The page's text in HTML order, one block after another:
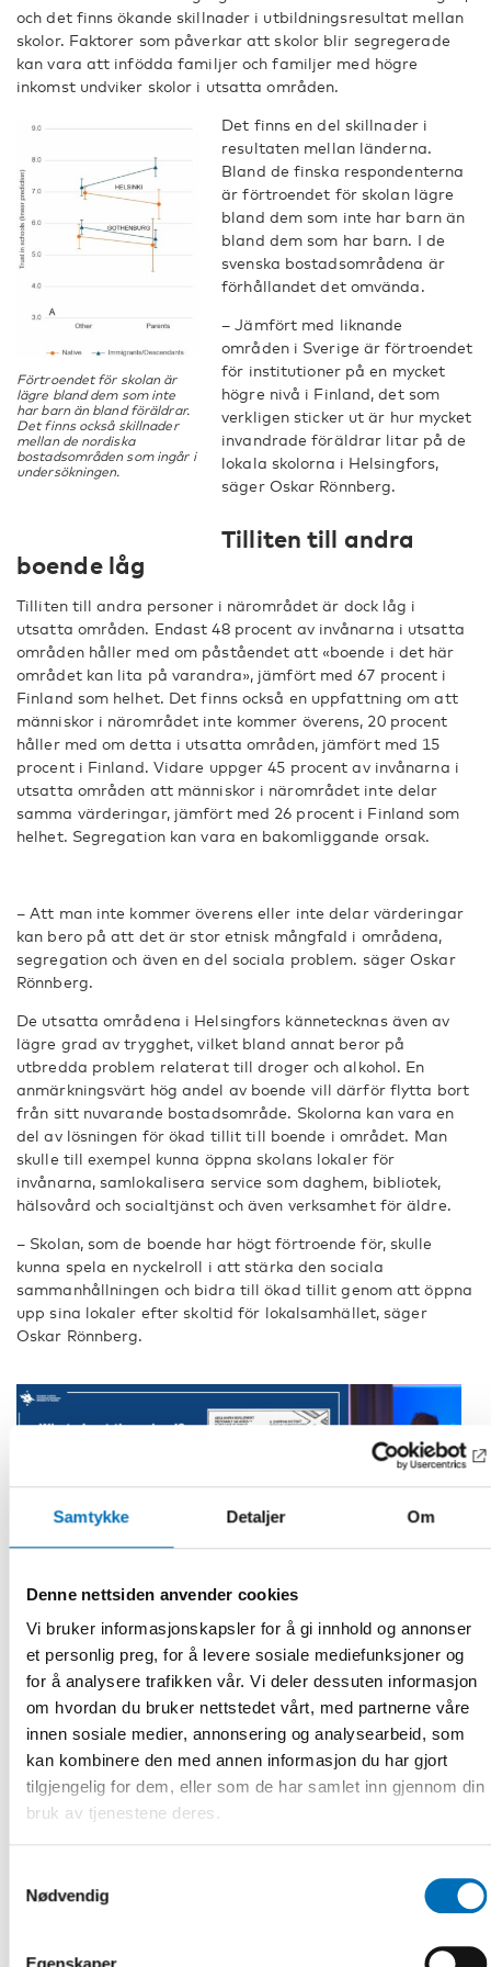
Samtykke Detaljer Om
Denne nettsiden anvender cookies
Vi bruker informasjonskapsler for å gi innhold og annonser
et personlig preg, for å levere sosiale mediefunksjoner og
for å analysere trafikken vår. Vi deler dessuten informasjon
om hvordan du bruker nettstedet vårt, med partnerne våre
innen sosiale medier, annonsering og analysearbeid, som
kan kombinere den med annen informasjon du har gjort
tilgjengelig for dem, eller som de har samlet inn gjennom din
bruk av tjenestene deres.
Nødvendig
Egenskaper
och det finns ökande skillnader i utbildningsresultat mellan
skolor. Faktorer som påverkar att skolor blir segregerade
kan vara att infödda familjer och familjer med högre
inkomst undviker skolor i utsatta områden.
Förtroendet för skolan är
lägre bland dem som inte
har barn än bland föräldrar.
Det finns också skillnader
mellan de nordiska
bostadsområden som ingår i
undersökningen.
Det finns en del skillnader i
resultaten mellan länderna.
Bland de finska respondenterna
är förtroendet för skolan lägre
bland dem som inte har barn än
bland dem som har barn. I de
svenska bostadsområdena är
förhållandet det omvända.
– Jämfört med liknande
områden i Sverige är förtroendet
för institutioner på en mycket
högre nivå i Finland, det som
verkligen sticker ut är hur mycket
invandrade föräldrar litar på de
lokala skolorna i Helsingfors,
säger Oskar Rönnberg.
Tilliten till andra
boende låg
Tilliten till andra personer i närområdet är dock låg i
utsatta områden. Endast 48 procent av invånarna i utsatta
områden håller med om påståendet att «boende i det här
området kan lita på varandra», jämfört med 67 procent i
Finland som helhet. Det finns också en uppfattning om att
människor i närområdet inte kommer överens, 20 procent
håller med om detta i utsatta områden, jämfört med 15
procent i Finland. Vidare uppger 45 procent av invånarna i
utsatta områden att människor i närområdet inte delar
samma värderingar, jämfört med 26 procent i Finland som
helhet. Segregation kan vara en bakomliggande orsak.
– Att man inte kommer överens eller inte delar värderingar
kan bero på att det är stor etnisk mångfald i områdena,
segregation och även en del sociala problem. säger Oskar
Rönnberg.
De utsatta områdena i Helsingfors kännetecknas även av
lägre grad av trygghet, vilket bland annat beror på
utbredda problem relaterat till droger och alkohol. En
anmärkningsvärt hög andel av boende vill därför flytta bort
från sitt nuvarande bostadsområde. Skolorna kan vara en
del av lösningen för ökad tillit till boende i området. Man
skulle till exempel kunna öppna skolans lokaler för
invånarna, samlokalisera service som daghem, bibliotek,
hälsovård och socialtjänst och även verksamhet för äldre.
– Skolan, som de boende har högt förtroende för, skulle
kunna spela en nyckelroll i att stärka den sociala
sammanhållningen och bidra till ökad tillit genom att öppna
upp sina lokaler efter skoltid för lokalsamhället, säger
Oskar Rönnberg.
Skolan, som de boende har högt förtroende för, skulle kunna spela en
tillit genom att öppna upp sina lokaler efter skoltid.
Om studien
Projektet heter The Future of Diverse and Disadvantaged
Neighborhoods in the Nordic Welfare States — The Voices of
Residents och leds av professor Peter Esaiasson vid
Göteborgs universitet. Projektet är en del av
forskningsprogrammetFramtida utmaningar i Norden
Brita Maria Renlunds minne, Riksbankens Jubileumsfond och
Familjen Kamprads stiftelse.
invånare i utsatta områden i respektive land. Med utsatta